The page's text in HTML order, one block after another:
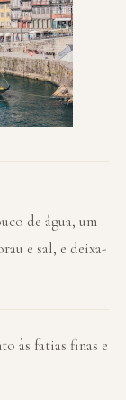
de água, um
e sal, e deixa-
às fatias finas e